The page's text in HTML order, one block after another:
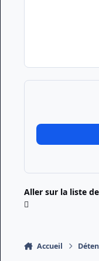
Aller sur la liste
Accueil